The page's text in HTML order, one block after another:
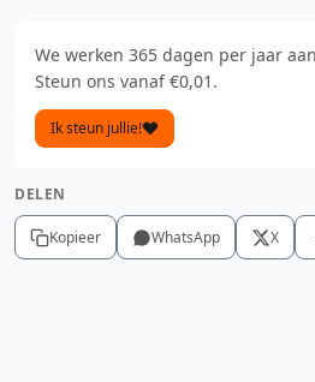
We werken 365 dagen per jaar
Steun ons vanaf €0,01.
Ik steun jullie!
DELEN
Kopieer WhatsApp X